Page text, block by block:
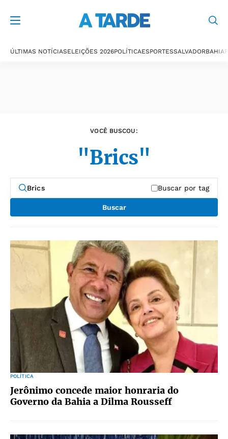
ÚLTIMAS NOTÍCIASELEIÇÕES 2026POLÍTICAESPORTESSALVADORBAHIA
VOCÊ BUSCOU:
"Brics"
Buscar por tag
Buscar
POLÍTICA
Jerônimo concede maior honraria do
Governo da Bahia a Dilma Rousseff